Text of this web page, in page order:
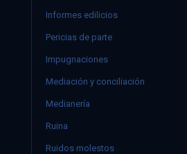
Informes edilicios
Pericias de parte
Impugnaciones
Mediación y conciliación
Medianería
Ruina
Ruidos molestos